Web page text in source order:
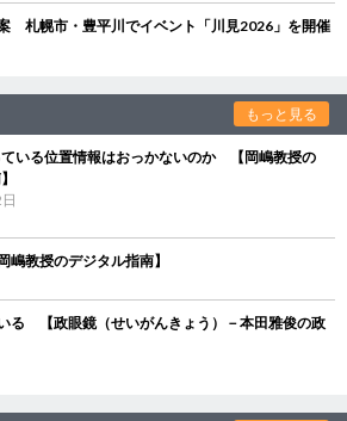
札幌市・豊平川でイベント「川見2026」を開催
もっと見る
いる位置情報はおっかないのか 【岡嶋教授の
教授のデジタル指南】
る 【政眼鏡（せいがんきょう）－本田雅俊の政